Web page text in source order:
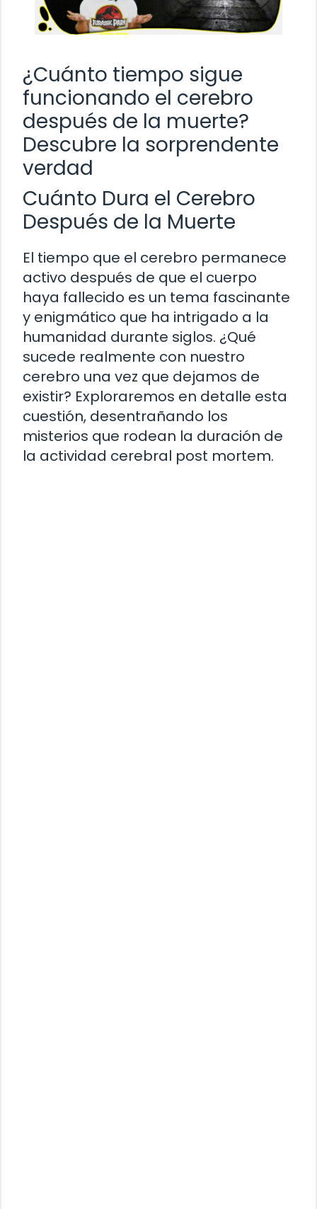
¿Cuánto tiempo sigue
funcionando el cerebro
después de la muerte?
Descubre la sorprendente
verdad
Cuánto Dura el Cerebro
Después de la Muerte
El tiempo que el cerebro permanece
activo después de que el cuerpo
haya fallecido es un tema fascinante
y enigmático que ha intrigado a la
humanidad durante siglos. ¿Qué
sucede realmente con nuestro
cerebro una vez que dejamos de
existir? Exploraremos en detalle esta
cuestión, desentrañando los
misterios que rodean la duración de
la actividad cerebral post mortem.